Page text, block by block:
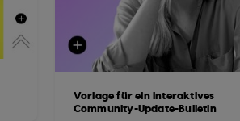
Vorlage für ein interaktives
Community-Update-Bulletin